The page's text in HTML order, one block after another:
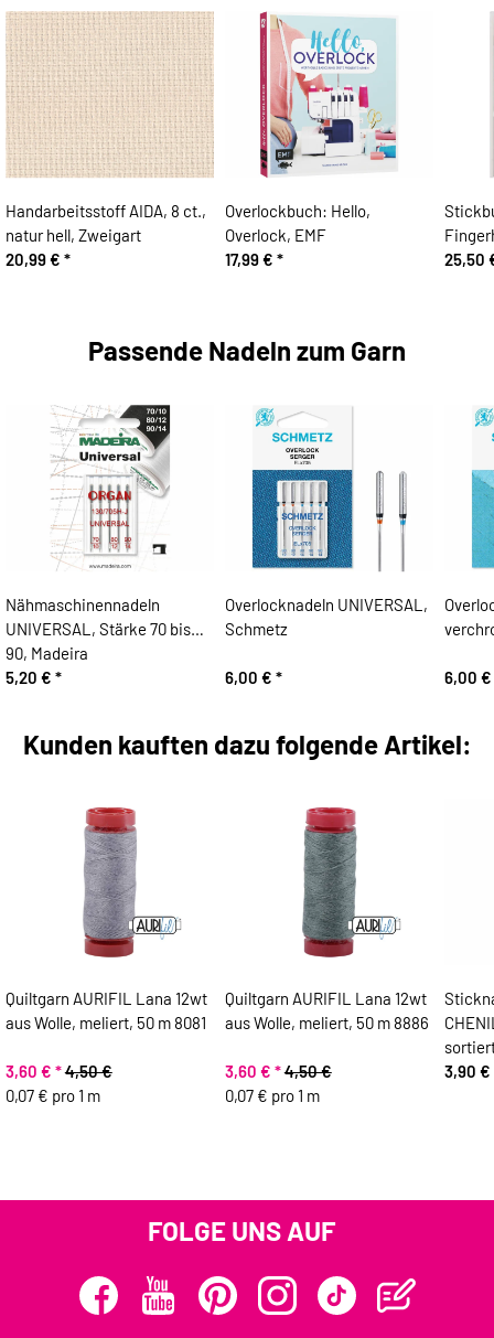
Handarbeitsstoff AIDA, 8 ct.,
natur hell, Zweigart
20,99 € *
Overlockbuch: Hello,
Overlock, EMF
17,99 € *
25,50
Passende Nadeln zum Garn
Nähmaschinennadeln
UNIVERSAL, Stärke 70 bis
90, Madeira
5,20 € *
Overlocknadeln UNIVERSAL,
Schmetz
6,00 € * 6,00 €
Kunden kauften dazu folgende Artikel:
Quiltgarn AURIFIL Lana 12wt
aus Wolle, meliert, 50 m 8081
3,60 € *4,50 €
0,07 € pro 1 m
Quiltgarn AURIFIL Lana 12wt
aus Wolle, meliert, 50 m 8886
3,60 € *4,50 €
0,07 € pro 1 m
3,90 €
FOLGE UNS AUF